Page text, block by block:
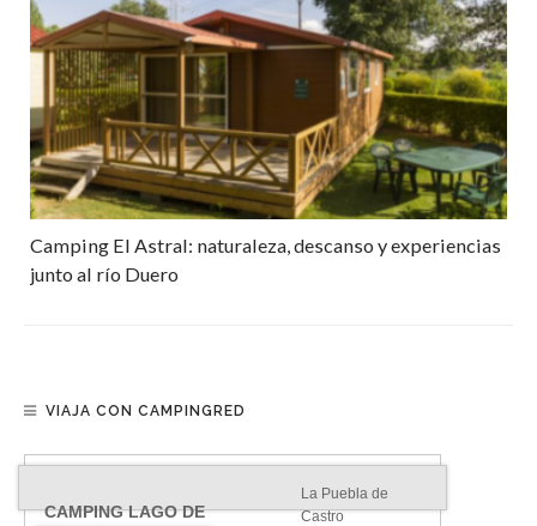
Camping El Astral: naturaleza, descanso y experiencias
junto al río Duero
VIAJA CON CAMPINGRED
CAMPING LAGO DE
La Puebla de
Castro